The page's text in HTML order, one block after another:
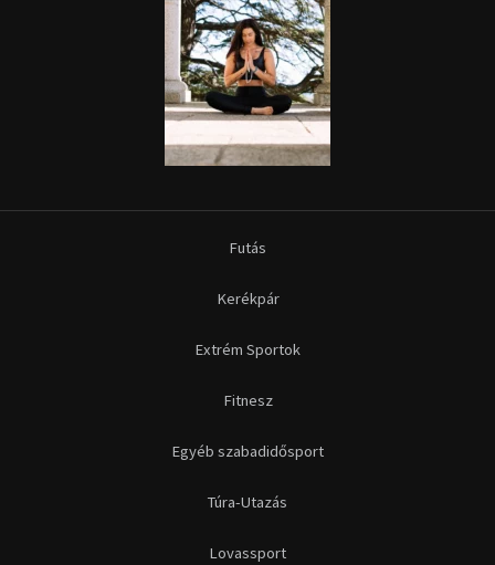
Futás
Kerékpár
Extrém Sportok
Fitnesz
Egyéb szabadidősport
Túra-Utazás
Lovassport